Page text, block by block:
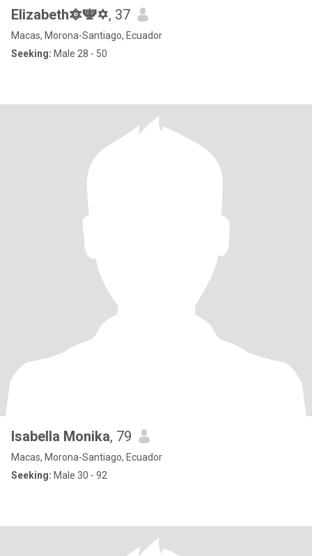
Elizabeth🔯🕎✡️, 37
Macas, Morona-Santiago, Ecuador
Seeking: Male 28 - 50
Isabella Monika, 79
Macas, Morona-Santiago, Ecuador
Seeking: Male 30 - 92